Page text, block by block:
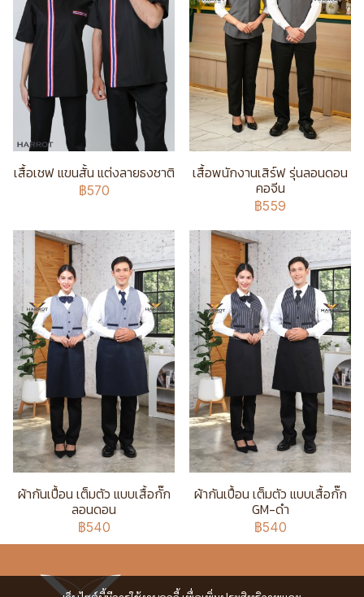
เสื้อเชฟ แขนสั้น แต่งลายธงชาติ
฿570
เสื้อพนักงานเสิร์ฟ รุ่นลอนดอน
คอจีน
฿559
ผ้ากันเปื้อน เต็มตัว แบบเสื้อกั๊ก
ลอนดอน
฿540
ผ้ากันเปื้อน เต็มตัว แบบเสื้อกั๊ก
GM-ดำ
฿540